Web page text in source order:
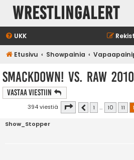
WrestlingAlert
UKK
Etusivu Showpainia
SmackDown! vs. RAW 2010
Vastaa Viestiin
394 viestiä Sivu /
Edellinen
1 … 10 11
Show_Stopper